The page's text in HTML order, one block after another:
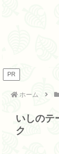
PR
ホーム
いしのテ
ク